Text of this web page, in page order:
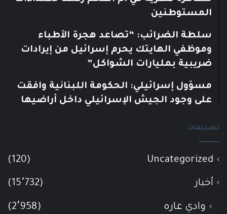
المستوطنين
سلطة الضرائب: “تصاعد هجرة الأطباء
وموظفي الهايتك يحرم إسرائيل من إيرادات
ضريبية بمليارات الشواكل”
مسؤول إسرائيلي: الحكومة اللبنانية وافقت
على وجود الجيش الإسرائيلي داخل أراضيها
تصنيفات
Uncategorized
(120)
أخبار (15٬732)
وادي عاره (2٬958)